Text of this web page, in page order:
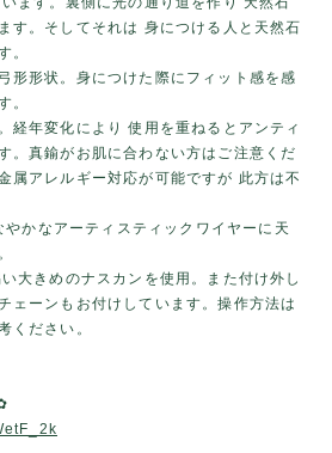
す。そしてそれは 身につける人と天然石
。
形形状。身につけた際にフィット感を感
。
経年変化により 使用を重ねるとアンティ
。真鍮がお肌に合わない方はご注意くだ
属アレルギー対応が可能ですが 此方は不
かなアーティスティックワイヤーに天
大きめのナスカンを使用。また付け外し
ェーンもお付けしています。操作方法は
ください。